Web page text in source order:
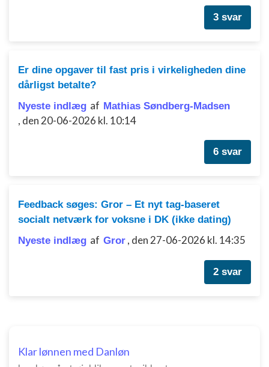
3 svar
Er dine opgaver til fast pris i virkeligheden dine
dårligst betalte?
Nyeste indlæg af Mathias Søndberg-Madsen
, den 20-06-2026 kl. 10:14
6 svar
Feedback søges: Gror – Et nyt tag-baseret
socialt netværk for voksne i DK (ikke dating)
Nyeste indlæg af Gror , den 27-06-2026 kl. 14:35
2 svar
Klar lønnen med Danløn
Bruge begrænsede oplysninger til at vælge
indhold
Bruge præcise geografiske
placeringsoplysninger
Ydeevne
Funktionel